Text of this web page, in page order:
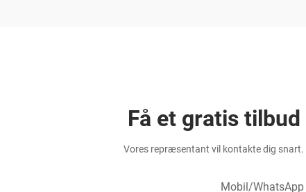
Få et gratis tilbud
Vores repræsentant vil kontakte dig snart.
Mobil/WhatsApp